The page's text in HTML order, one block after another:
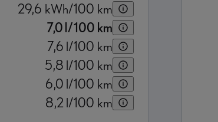
29,6 kWh/100 km
7,0l/100 km
7,6 l/100 km
5,8 l/100 km
6,0 l/100 km
8,2 l/100 km